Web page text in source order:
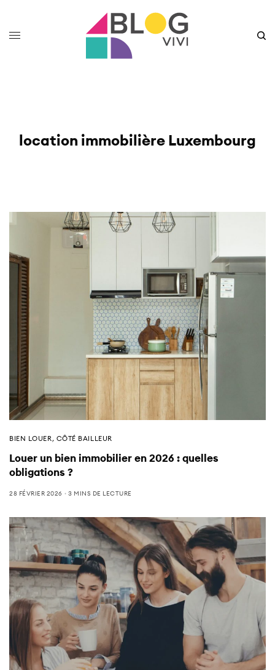
location immobilière Luxembourg
BIEN LOUER, CÔTÉ BAILLEUR
Louer un bien immobilier en 2026 : quelles
obligations ?
28 FÉVRIER 2026 3 MINS DE LECTURE